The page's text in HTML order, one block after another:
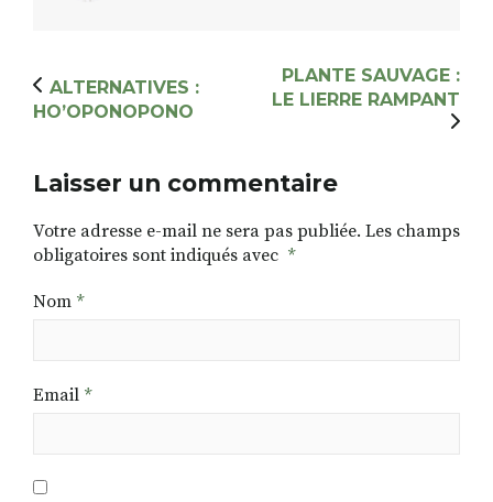
ALTERNATIVES :
HO’OPONOPONO
PLANTE SAUVAGE :
LE LIERRE RAMPANT
Laisser un commentaire
Votre adresse e-mail ne sera pas publiée. Les champs
obligatoires sont indiqués avec *
Nom *
Email *